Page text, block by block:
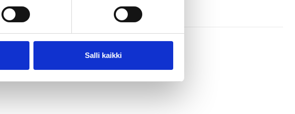
Salli kaikki